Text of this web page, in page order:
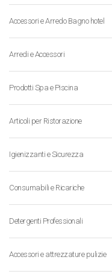
Accessori e Arredo Bagno hotel
Arredi e Accessori
Prodotti Spa e Piscina
Articoli per Ristorazione
Igienizzanti e Sicurezza
Consumabili e Ricariche
Detergenti Professionali
Accessori e attrezzature pulizie